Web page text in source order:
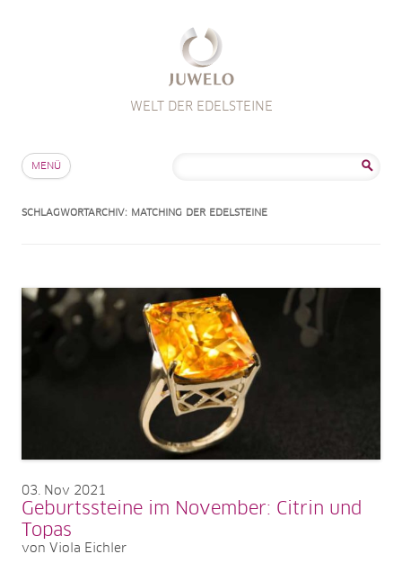
WELT DER EDELSTEINE
MENÜ
SCHLAGWORTARCHIV: MATCHING DER EDELSTEINE
03 Nov 2021
Geburtssteine im November: Citrin und
Topas
von Viola Eichler